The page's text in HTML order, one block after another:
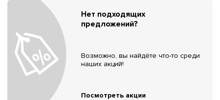
Нет подходящих
предложений?
Возможно, вы найдёте что-то среди
наших акций!
Посмотреть акции